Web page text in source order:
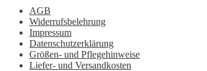
AGB
Widerrufsbelehrung
Impressum
Datenschutzerklärung
Größen- und Pflegehinweise
Liefer- und Versandkosten